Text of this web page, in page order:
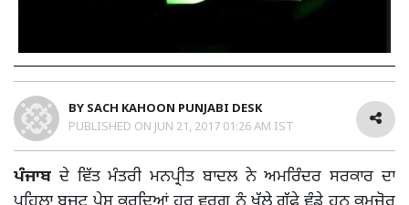
BY SACH KAHOON PUNJABI DESK
PUBLISHED ON JUN 21, 2017 01:26 AM IST
ਪੰਜਾਬ ਦੇ ਵਿੱਤ ਮੰਤਰੀ ਮਨਪ੍ਰੀਤ ਬਾਦਲ ਨੇ ਅਮਰਿੰਦਰ ਸਰਕਾਰ ਦਾ